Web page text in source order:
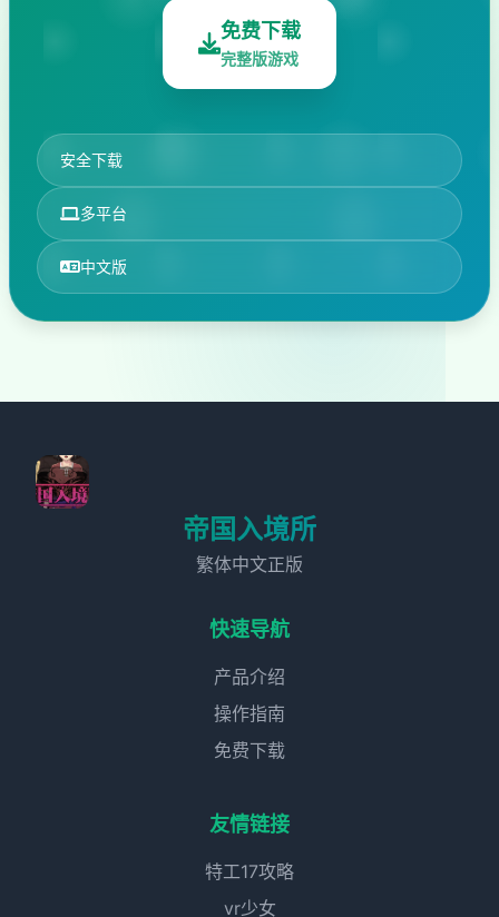
免费下载
完整版游戏
安全下载
多平台
中文版
帝国入境所
繁体中文正版
快速导航
产品介绍
操作指南
免费下载
友情链接
特工17攻略
vr少女